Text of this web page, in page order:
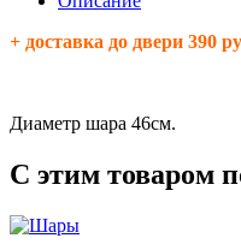
+ доставка до двери 390
Диаметр шара 46см.
С этим товаром